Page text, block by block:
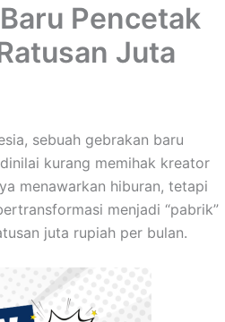
Pencetak
Juta
sebuah gebrakan baru
kurang memihak kreator
menawarkan hiburan, tetapi
menjadi “pabrik”
juta rupiah per bulan.